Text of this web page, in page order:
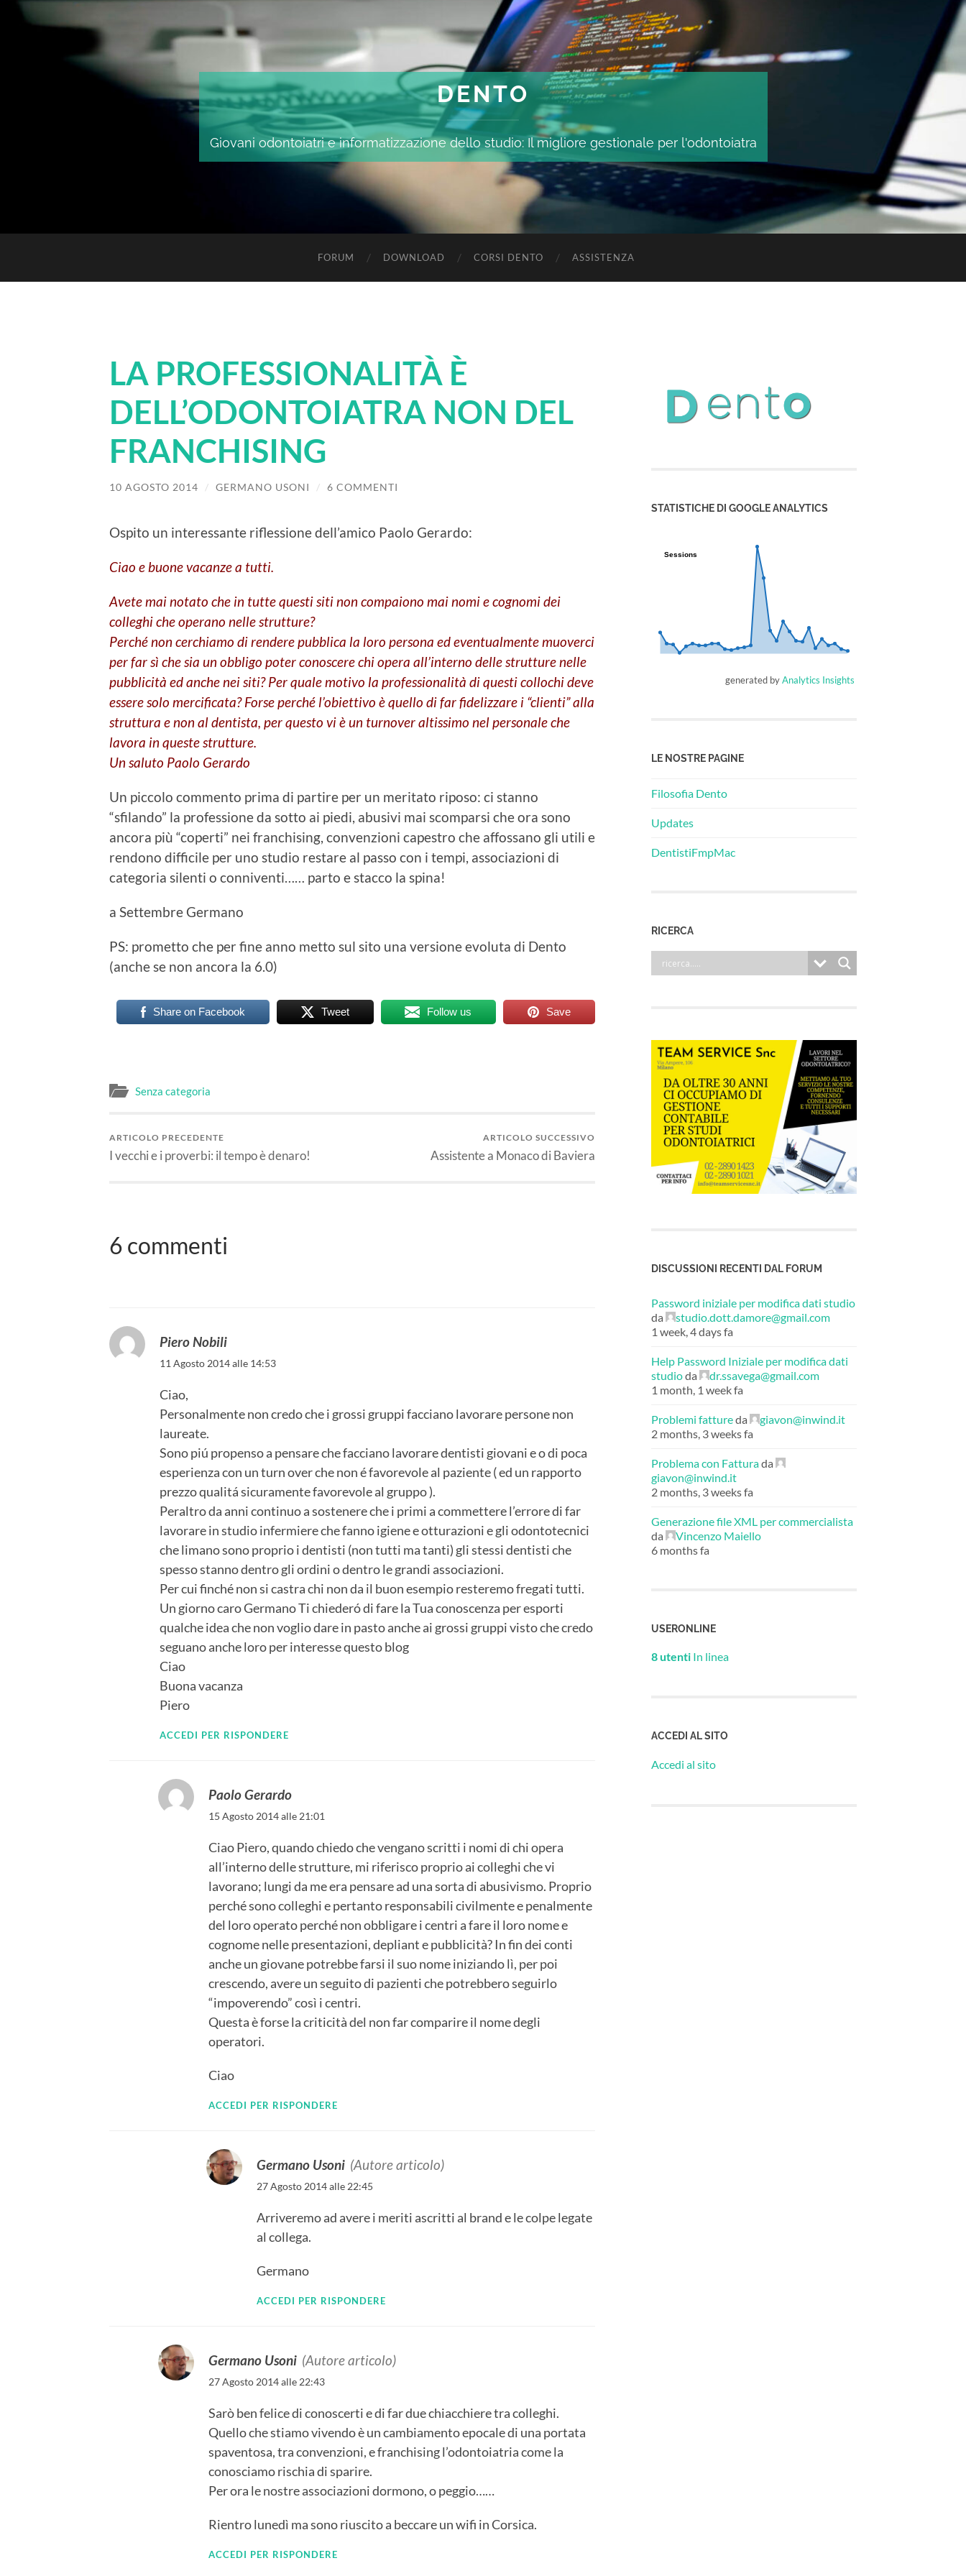
DENTO
Giovani odontoiatri e informatizzazione dello studio: Il migliore gestionale per l'odontoiatra
FORUM DOWNLOAD CORSI DENTO ASSISTENZA
LA PROFESSIONALITÀ È
DELL’ODONTOIATRA NON DEL
FRANCHISING
10 AGOSTO 2014 / GERMANO USONI / 6 COMMENTI
Ospito un interessante riflessione dell’amico Paolo Gerardo:
Ciao e buone vacanze a tutti.
Avete mai notato che in tutte questi siti non compaiono mai nomi e cognomi dei
colleghi che operano nelle strutture?
Perché non cerchiamo di rendere pubblica la loro persona ed eventualmente muoverci
per far sì che sia un obbligo poter conoscere chi opera all’interno delle strutture nelle
pubblicità ed anche nei siti? Per quale motivo la professionalità di questi collochi deve
essere solo mercificata? Forse perché l’obiettivo è quello di far fidelizzare i “clienti” alla
struttura e non al dentista, per questo vi è un turnover altissimo nel personale che
lavora in queste strutture.
Un saluto Paolo Gerardo
Un piccolo commento prima di partire per un meritato riposo: ci stanno
“sfilando” la professione da sotto ai piedi, abusivi mai scomparsi che ora sono
ancora più “coperti” nei franchising, convenzioni capestro che affossano gli utili e
rendono difficile per uno studio restare al passo con i tempi, associazioni di
categoria silenti o conniventi…… parto e stacco la spina!
a Settembre Germano
PS: prometto che per fine anno metto sul sito una versione evoluta di Dento
(anche se non ancora la 6.0)
Share on Facebook Tweet Follow us Save
Senza categoria
ARTICOLO PRECEDENTE
I vecchi e i proverbi: il tempo è denaro!
ARTICOLO SUCCESSIVO
Assistente a Monaco di Baviera
6 commenti
Piero Nobili
11 Agosto 2014 alle 14:53
Ciao,
Personalmente non credo che i grossi gruppi facciano lavorare persone non
laureate.
Sono piú propenso a pensare che facciano lavorare dentisti giovani e o di poca
esperienza con un turn over che non é favorevole al paziente ( ed un rapporto
prezzo qualitá sicuramente favorevole al gruppo ).
Peraltro da anni continuo a sostenere che i primi a commettere l’errore di far
lavorare in studio infermiere che fanno igiene e otturazioni e gli odontotecnici
che limano sono proprio i dentisti (non tutti ma tanti) gli stessi dentisti che
spesso stanno dentro gli ordini o dentro le grandi associazioni.
Per cui finché non si castra chi non da il buon esempio resteremo fregati tutti.
Un giorno caro Germano Ti chiederó di fare la Tua conoscenza per esporti
qualche idea che non voglio dare in pasto anche ai grossi gruppi visto che credo
seguano anche loro per interesse questo blog
Ciao
Buona vacanza
Piero
ACCEDI PER RISPONDERE
Paolo Gerardo
15 Agosto 2014 alle 21:01
Ciao Piero, quando chiedo che vengano scritti i nomi di chi opera
all’interno delle strutture, mi riferisco proprio ai colleghi che vi
lavorano; lungi da me era pensare ad una sorta di abusivismo. Proprio
perché sono colleghi e pertanto responsabili civilmente e penalmente
del loro operato perché non obbligare i centri a fare il loro nome e
cognome nelle presentazioni, depliant e pubblicità? In fin dei conti
anche un giovane potrebbe farsi il suo nome iniziando lì, per poi
crescendo, avere un seguito di pazienti che potrebbero seguirlo
“impoverendo” così i centri.
Questa è forse la criticità del non far comparire il nome degli
operatori.
Ciao
ACCEDI PER RISPONDERE
Germano Usoni (Autore articolo)
27 Agosto 2014 alle 22:45
Arriveremo ad avere i meriti ascritti al brand e le colpe legate
al collega.
Germano
ACCEDI PER RISPONDERE
Germano Usoni (Autore articolo)
27 Agosto 2014 alle 22:43
Sarò ben felice di conoscerti e di far due chiacchiere tra colleghi.
Quello che stiamo vivendo è un cambiamento epocale di una portata
spaventosa, tra convenzioni, e franchising l’odontoiatria come la
conosciamo rischia di sparire.
Per ora le nostre associazioni dormono, o peggio……
Rientro lunedì ma sono riuscito a beccare un wifi in Corsica.
ACCEDI PER RISPONDERE
STATISTICHE DI GOOGLE ANALYTICS
Sessions
Sessions
generated byAnalytics Insights
LE NOSTRE PAGINE
Filosofia Dento
Updates
DentistiFmpMac
RICERCA
DISCUSSIONI RECENTI DAL FORUM
Password iniziale per modifica dati studio
da
studio.dott.damore@gmail.com
1 week, 4 days fa
Help Password Iniziale per modifica dati
studioda
dr.ssavega@gmail.com
1 month, 1 week fa
Problemi fattureda
giavon@inwind.it
2 months, 3 weeks fa
Problema con Fatturada
giavon@inwind.it
2 months, 3 weeks fa
Generazione file XML per commercialista
da
Vincenzo Maiello
6 months fa
USERONLINE
8 utenti In linea
ACCEDI AL SITO
Accedi al sito